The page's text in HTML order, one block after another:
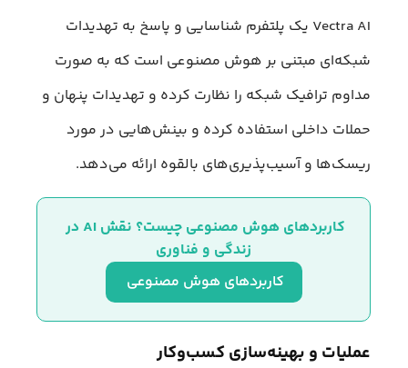
Vectra AI یک پلتفرم شناسایی و پاسخ به تهدیدات
شبکه‌ای مبتنی بر هوش مصنوعی است که به صورت
مداوم ترافیک شبکه را نظارت کرده و تهدیدات پنهان و
حملات داخلی استفاده کرده و بینش‌هایی در مورد
ریسک‌ها و آسیب‌پذیری‌های بالقوه ارائه می‌دهد.
کاربردهای هوش مصنوعی چیست؟ نقش AI در
زندگی و فناوری
کاربردهای هوش مصنوعی
عملیات و بهینه‌سازی کسب‌وکار